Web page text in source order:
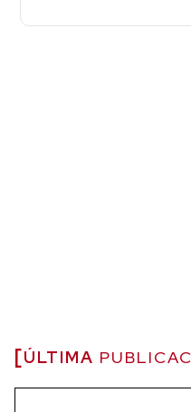
ÚLTIMA